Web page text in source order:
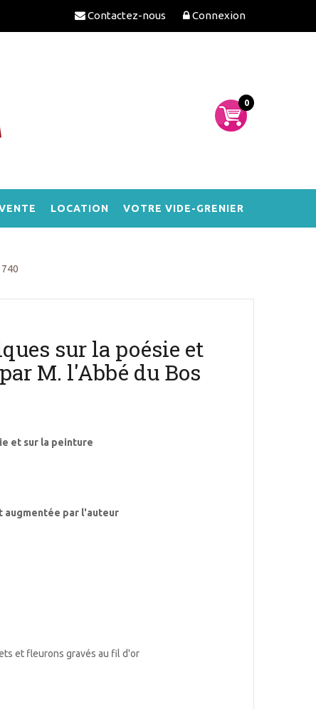
Connexion
Contactez-nous
0
LOCATION VOTRE VIDE-GRENIER
sur la poésie et
M. l'Abbé du Bos
et sur la peinture
augmentée par l'auteur
et fleurons gravés au fil d'or